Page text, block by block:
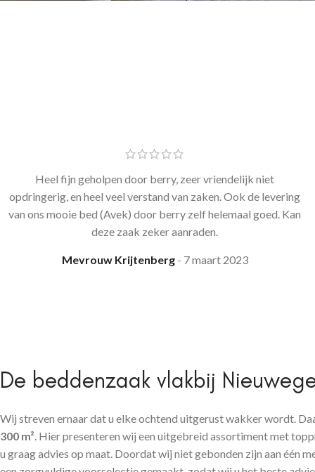
Heel fijn geholpen door berry, zeer vriendelijk niet
opdringerig, en heel veel verstand van zaken. Ook de levering
van ons mooie bed (Avek) door berry zelf helemaal goed. Kan
deze zaak zeker aanraden.
Mevrouw Krijtenberg 7 maart 2023
De beddenzaak vlakbij
Wij streven ernaar dat u elke ochtend uitgerust wakker wordt.
300 m² . Hier presenteren wij een uitgebreid assortiment met
u graag advies op maat. Doordat wij niet gebonden zijn aan één